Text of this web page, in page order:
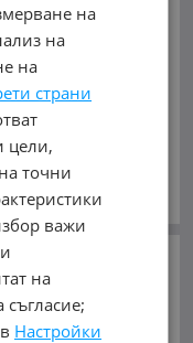
и Лодки
Аксесоари
Камиони
Индустриални
на
на
на
страни
цели,
точни
важи
на
съгласие;
Настройки